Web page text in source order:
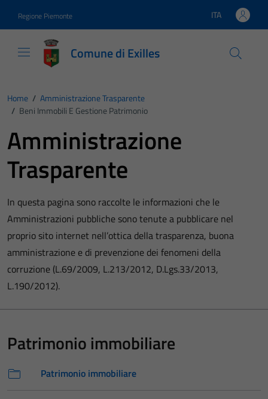
Regione Piemonte Lingua attiva:
ITA
Comune di Exilles
Home / Amministrazione Trasparente
/ Beni Immobili E Gestione Patrimonio
Amministrazione
Trasparente
In questa pagina sono raccolte le informazioni che le
Amministrazioni pubbliche sono tenute a pubblicare nel
proprio sito internet nell’ottica della trasparenza, buona
amministrazione e di prevenzione dei fenomeni della
corruzione (L.69/2009, L.213/2012, D.Lgs.33/2013,
L.190/2012).
Patrimonio immobiliare
Patrimonio immobiliare